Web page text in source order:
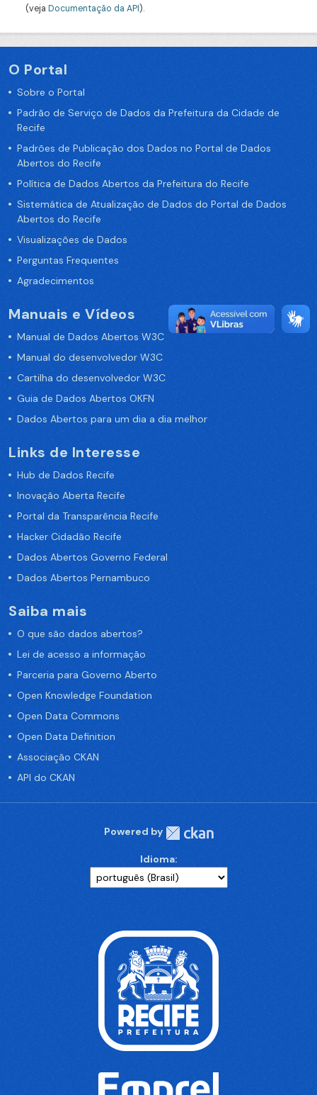
(veja Documentação da API).
O Portal
Sobre o Portal
Padrão de Serviço de Dados da Prefeitura da Cidade de
Recife
Padrões de Publicação dos Dados no Portal de Dados
Abertos do Recife
Política de Dados Abertos da Prefeitura do Recife
Sistemática de Atualização de Dados do Portal de Dados
Abertos do Recife
Visualizações de Dados
Perguntas Frequentes
Agradecimentos
Manuais e Vídeos
Manual de Dados Abertos W3C
Manual do desenvolvedor W3C
Cartilha do desenvolvedor W3C
Guia de Dados Abertos OKFN
Dados Abertos para um dia a dia melhor
Links de Interesse
Hub de Dados Recife
Inovação Aberta Recife
Portal da Transparência Recife
Hacker Cidadão Recife
Dados Abertos Governo Federal
Dados Abertos Pernambuco
Saiba mais
O que são dados abertos?
Lei de acesso a informação
Parceria para Governo Aberto
Open Knowledge Foundation
Open Data Commons
Open Data Definition
Associação CKAN
API do CKAN
Powered by
Idioma